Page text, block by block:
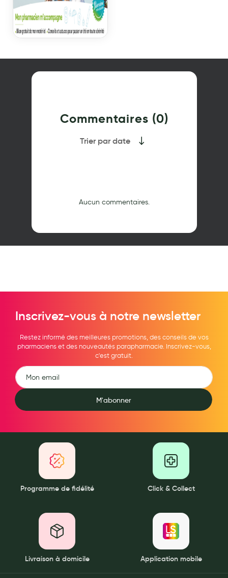
Commentaires (0)
Trier par date
Aucun commentaires.
Inscrivez-vous à notre newsletter
Restez informé des meilleures promotions, des conseils de vos
pharmaciens et des nouveautés parapharmacie. Inscrivez-vous,
c'est gratuit.
M'abonner
Programme de fidélité Click & Collect
Livraison à domicile Application mobile